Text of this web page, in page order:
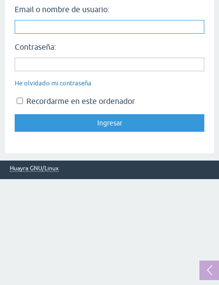
Email o nombre de usuario:
Contraseña:
He olvidado mi contraseña
Recordarme en este ordenador
Huayra GNU/Linux